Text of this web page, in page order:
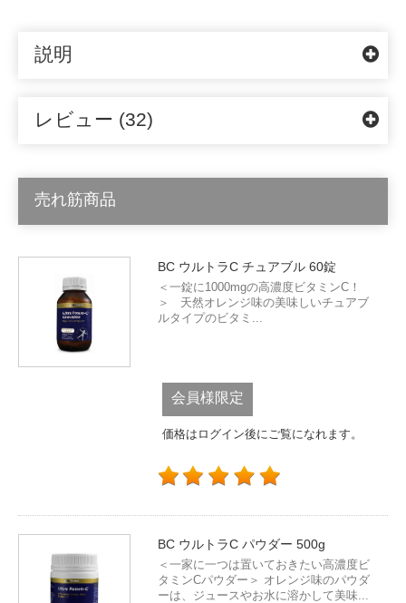
説明
レビュー (32)
売れ筋商品
BC ウルトラC チュアブル 60錠
＜一錠に1000mgの高濃度ビタミンC！
＞ 天然オレンジ味の美味しいチュアブ
ルタイプのビタミ...
会員様限定
価格はログイン後にご覧になれます。
BC ウルトラC パウダー 500g
＜一家に一つは置いておきたい高濃度ビ
タミンCパウダー＞ オレンジ味のパウダ
ーは、ジュースやお水に溶かして美味...